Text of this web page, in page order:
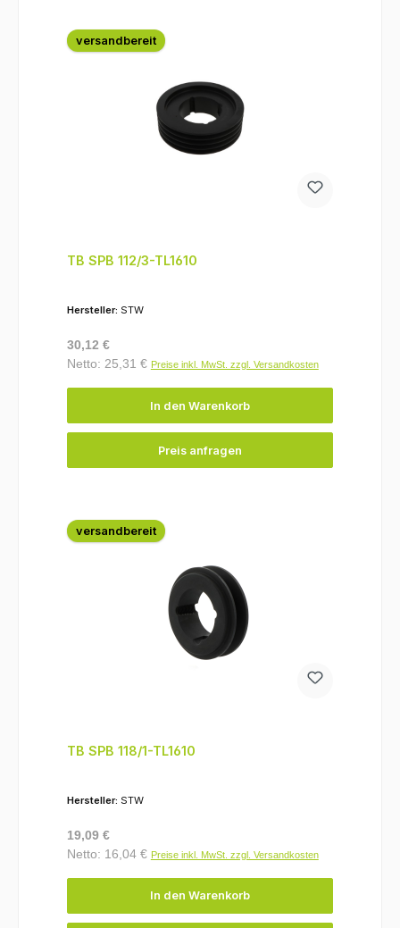
versandbereit
TB SPB 112/3-TL1610
Hersteller: STW
Regulärer Preis:
30,12 €
Netto: 25,31 € Preise inkl. MwSt. zzgl. Versandkosten
In den Warenkorb
Preis anfragen
versandbereit
TB SPB 118/1-TL1610
Hersteller: STW
Regulärer Preis:
19,09 €
Netto: 16,04 € Preise inkl. MwSt. zzgl. Versandkosten
In den Warenkorb